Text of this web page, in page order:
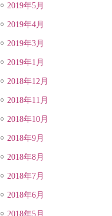
2019年5月
2019年4月
2019年3月
2019年1月
2018年12月
2018年11月
2018年10月
2018年9月
2018年8月
2018年7月
2018年6月
2018年5月